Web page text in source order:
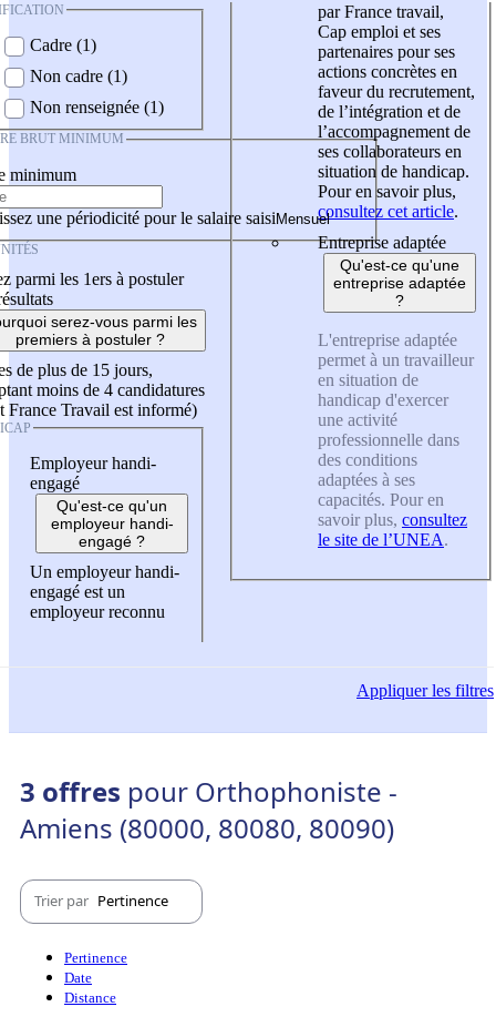
Cadre (1)
Non cadre (1)
Non renseignée (1)
BRUT MINIMUM
minimum
une périodicité pour le salaire saisi
parmi les 1ers à postuler
serez-vous parmi les
premiers à postuler ?
de plus de 15 jours,
moins de 4 candidatures
France Travail est informé)
Employeur handi-
engagé
Qu'est-ce qu'un
employeur handi-
engagé ?
Un employeur handi-
engagé est un
employeur reconnu
par France travail,
Cap emploi et ses
partenaires pour ses
actions concrètes en
faveur du recrutement,
de l’intégration et de
l’accompagnement de
ses collaborateurs en
situation de handicap.
Pour en savoir plus,
consultez cet article.
Entreprise adaptée
Qu'est-ce qu'une
entreprise adaptée
?
L'entreprise adaptée
permet à un travailleur
en situation de
handicap d'exercer
une activité
professionnelle dans
des conditions
adaptées à ses
capacités. Pour en
savoir plus, consultez
le site de l’UNEA.
Appliquerles filtres
3 offres pour Orthophoniste -
Amiens (80000, 80080, 80090)
Trier par Pertinence
Pertinence
Date
Distance